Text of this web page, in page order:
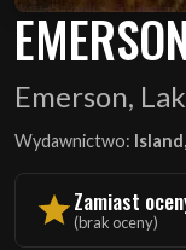
Emerson,
Wydawnictwo:
Zamiast
(brak oceny)